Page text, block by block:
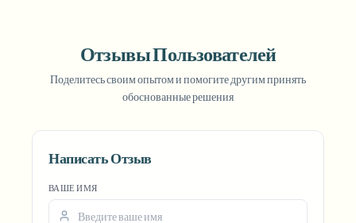
Отзывы Пользователей
Поделитесь своим опытом и помогите другим принять
обоснованные решения
Написать Отзыв
ВАШЕ ИМЯ